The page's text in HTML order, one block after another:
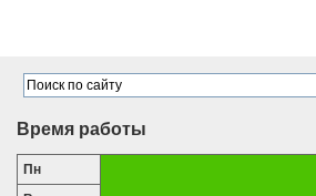
Время работы
Пн